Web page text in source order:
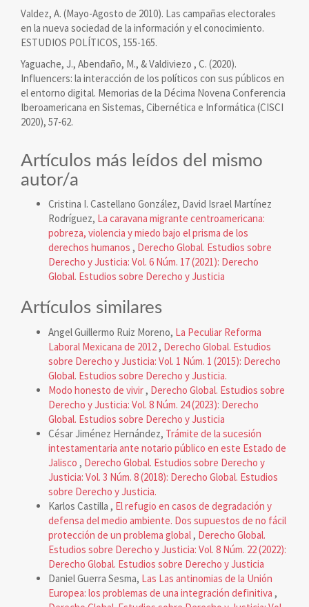
Valdez, A. (Mayo-Agosto de 2010). Las campañas electorales
en la nueva sociedad de la información y el conocimiento.
ESTUDIOS POLÍTICOS, 155-165.
Yaguache, J., Abendaño, M., & Valdiviezo , C. (2020).
Influencers: la interacción de los políticos con sus públicos en
el entorno digital. Memorias de la Décima Novena Conferencia
Iberoamericana en Sistemas, Cibernética e Informática (CISCI
2020), 57-62.
Artículos más leídos del mismo
autor/a
Cristina I. Castellano González, David Israel Martínez
Rodríguez, La caravana migrante centroamericana:
pobreza, violencia y miedo bajo el prisma de los
derechos humanos , Derecho Global. Estudios sobre
Derecho y Justicia: Vol. 6 Núm. 17 (2021): Derecho
Global. Estudios sobre Derecho y Justicia
Artículos similares
Angel Guillermo Ruiz Moreno, La Peculiar Reforma
Laboral Mexicana de 2012 , Derecho Global. Estudios
sobre Derecho y Justicia: Vol. 1 Núm. 1 (2015): Derecho
Global. Estudios sobre Derecho y Justicia.
Modo honesto de vivir , Derecho Global. Estudios sobre
Derecho y Justicia: Vol. 8 Núm. 24 (2023): Derecho
Global. Estudios sobre Derecho y Justicia
César Jiménez Hernández, Trámite de la sucesión
intestamentaria ante notario público en este Estado de
Jalisco , Derecho Global. Estudios sobre Derecho y
Justicia: Vol. 3 Núm. 8 (2018): Derecho Global. Estudios
sobre Derecho y Justicia.
Karlos Castilla , El refugio en casos de degradación y
defensa del medio ambiente. Dos supuestos de no fácil
protección de un problema global , Derecho Global.
Estudios sobre Derecho y Justicia: Vol. 8 Núm. 22 (2022):
Derecho Global. Estudios sobre Derecho y Justicia
Daniel Guerra Sesma, Las Las antinomias de la Unión
Europea: los problemas de una integración definitiva ,